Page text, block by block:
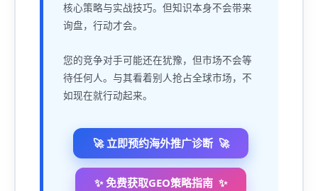
核心策略与实战技巧。但知识本身不会带来
询盘，行动才会。
您的竞争对手可能还在犹豫，但市场不会等
待任何人。与其看着别人抢占全球市场，不
如现在就行动起来。
🚀 立即预约海外推广诊断
✨ 免费获取GEO策略指南